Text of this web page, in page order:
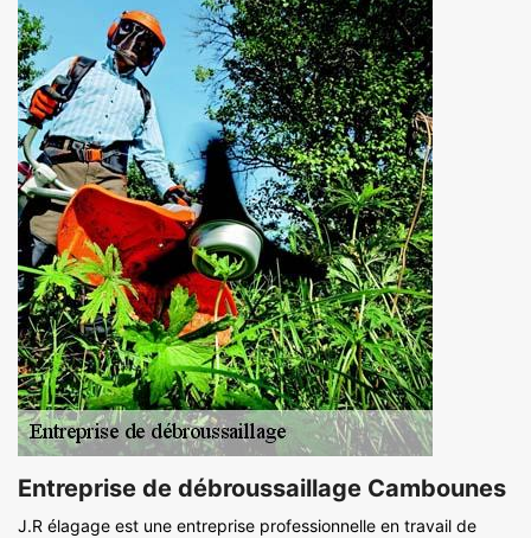
Entreprise de débroussaillage Cambounes
J.R élagage est une entreprise professionnelle en travail de